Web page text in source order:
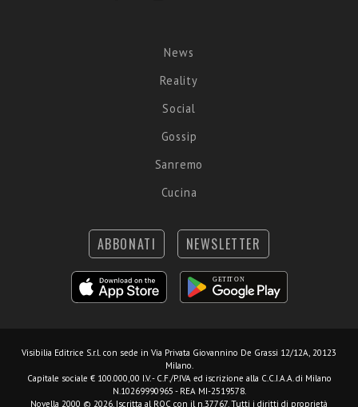
News
Reality
Social
Gossip
Sanremo
Cucina
ABBONATI NEWSLETTER
Visibilia Editrice S.r.l. con sede in Via Privata Giovannino De Grassi 12/12A, 20123
Milano.
Capitale sociale € 100.000,00 I.V. - C.F./P.IVA ed iscrizione alla C.C.I.A.A. di Milano
N.10269990965 - REA MI-2519578.
Novella 2000 © 2026. Iscritta al ROC con il n.37767. Tutti i diritti di proprietà